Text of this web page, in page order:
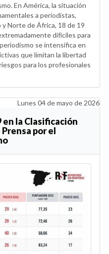
En América, la situación
a periodistas,
Norte de África, 18 de 19
difíciles para
se intensifica en
que limitan la libertad
para los profesionales
Lunes 04 de mayo de 2026
en la Clasificación
por el